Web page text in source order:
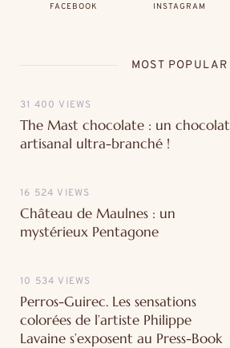
FACEBOOK INSTAGRAM
MOST POPULAR
31 400 VIEWS
The Mast chocolate : un chocolat
artisanal ultra-branché !
16 524 VIEWS
Château de Maulnes : un
mystérieux Pentagone
10 534 VIEWS
Perros-Guirec. Les sensations
colorées de l’artiste Philippe
Lavaine s’exposent au Press-Book